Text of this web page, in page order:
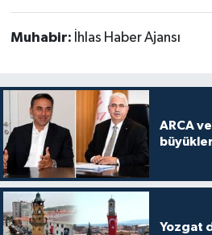
Muhabir: İhlas Haber Ajansı
ARCA
Yozgat